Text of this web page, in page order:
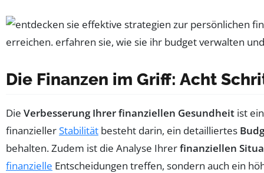
Die Finanzen im Griff: Acht
Die Verbesserung Ihrer finanziellen Gesundheit ist
finanziellerStabilität besteht darin, ein detailliertes
behalten. Zudem ist die Analyse Ihrerfinanziellen
finanzielle Entscheidungen treffen, sondern auch ein